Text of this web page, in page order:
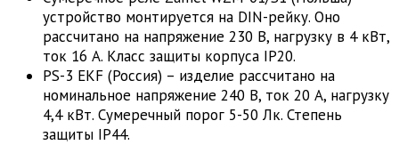
устройство монтируется на DIN-рейку. Оно
рассчитано на напряжение 230 В, нагрузку в 4 кВт,
ток 16 А. Класс защиты корпуса IP20.
PS-3 EKF (Россия) – изделие рассчитано на
номинальное напряжение 240 В, ток 20 А, нагрузку
4,4 кВт. Сумеречный порог 5-50 Лк. Степень
защиты IP44.